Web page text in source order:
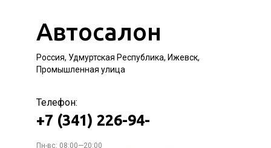
Автосалон
Россия, Удмуртская Республика, Ижевск,
Промышленная улица
Телефон:
+7 (341) 226-94-
Пн-вс: 08:00—20:00